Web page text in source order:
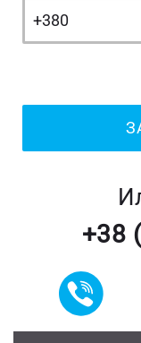
+38